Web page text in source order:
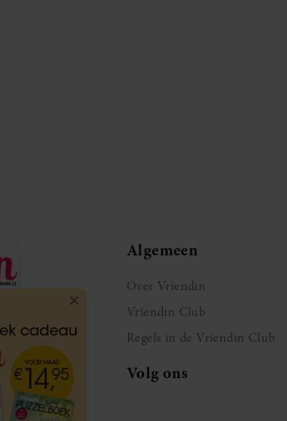
Algemeen
Over Vriendin
Vriendin Club
Regels in de Vriendin Club
Volg ons